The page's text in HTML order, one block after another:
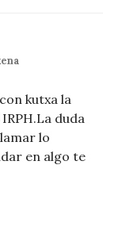
kutxa la
duda
lo
en algo te